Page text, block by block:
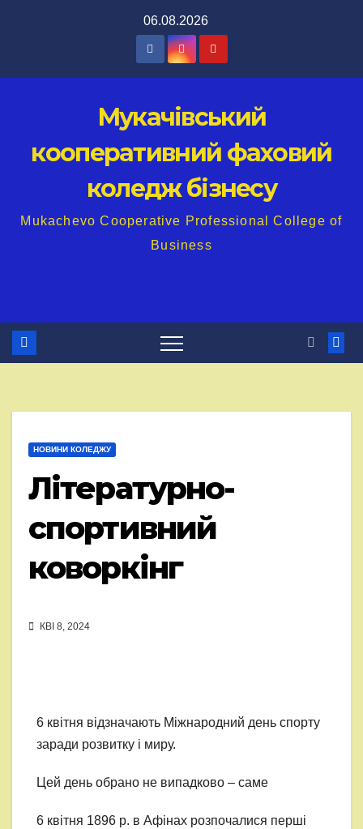
06.08.2026
Мукачівський
кооперативний фаховий
коледж бізнесу
Mukachevo Cooperative Professional College of
Business
НОВИНИ КОЛЕДЖУ
Літературно-
спортивний
коворкінг
КВІ 8, 2024
6 квітня відзначають Міжнародний день спорту
заради розвитку і миру.
Цей день обрано не випадково – саме
6 квітня 1896 р. в Афінах розпочалися перші